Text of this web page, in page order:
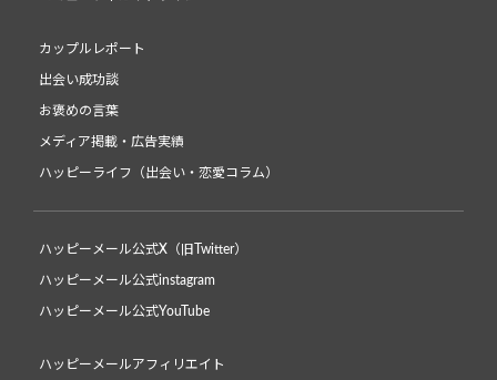
カップルレポート
出会い成功談
お褒めの言葉
メディア掲載・広告実績
ハッピーライフ（出会い・恋愛コラム）
ハッピーメール公式X（旧Twitter）
ハッピーメール公式instagram
ハッピーメール公式YouTube
ハッピーメールアフィリエイト